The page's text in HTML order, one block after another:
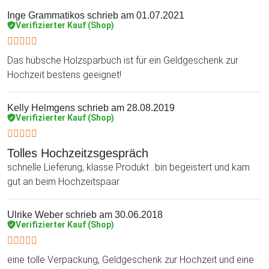
Inge Grammatikos schrieb am 01.07.2021
Verifizierter Kauf (Shop)
Das hübsche Holzsparbuch ist für ein Geldgeschenk zur
Hochzeit bestens geeignet!
Kelly Helmgens schrieb am 28.08.2019
Verifizierter Kauf (Shop)
Tolles Hochzeitzsgespräch
schnelle Lieferung, klasse Produkt ..bin begeistert und kam
gut an beim Hochzeitspaar
Ulrike Weber schrieb am 30.06.2018
Verifizierter Kauf (Shop)
eine tolle Verpackung, Geldgeschenk zur Hochzeit und eine